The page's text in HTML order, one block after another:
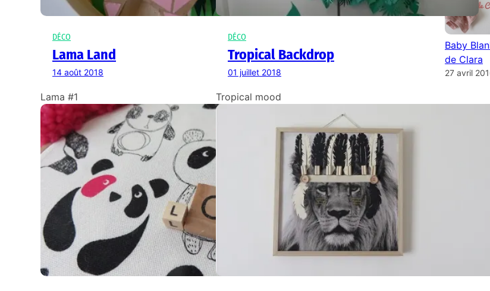
DÉCO
Lama Land
14 août 2018
Lama #1
DÉCO
Tropical Backdrop
01 juillet 2018
Tropical mood
Baby
de Clara
27 avril